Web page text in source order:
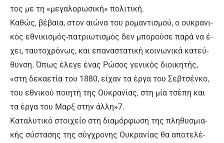
τος με τη «με­γα­λο­ρω­σι­κή» πο­λι­τι­κή.
Κα­θώς, βέ­βαια, στον αιώ­να του ρο­μα­ντι­σμού, ο ου­κρα­νι­
κός ε­θνι­κι­σμός-πα­τριω­τι­σμός δεν μπο­ρού­σε πα­ρά να έ­
χει, ταυ­το­χρό­νως, και ε­πα­να­στα­τι­κή κοι­νω­νι­κά κα­τεύ­
θυν­ση. Ό­πως έ­λε­γε έ­νας Ρώ­σος γε­νι­κός διοι­κη­τής,
«στη δε­κα­ε­τί­α του 1880, εί­χαν τα έρ­γα του Σεβ­τσέν­κο,
του ε­θνι­κού ποι­η­τή της Ου­κρα­νί­ας, στη μί­α τσέ­πη και
τα έρ­γα του Μαρ­ξ στην άλ­λη»7.
Κα­τα­λυ­τι­κό στοι­χεί­ο στη δια­μόρ­φω­ση της πλη­θυ­σμια­
κής σύ­στα­σης της σύγ­χρο­νης Ου­κρα­νί­ας θα α­πο­τε­λέ­